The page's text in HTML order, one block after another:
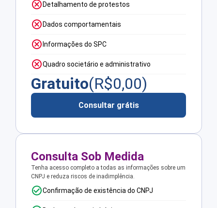
Detalhamento de protestos
Dados comportamentais
Informações do SPC
Quadro societário e administrativo
Gratuito(R$0,00)
Consultar grátis
Consulta Sob Medida
Tenha acesso completo a todas as informações sobre um
CNPJ e reduza riscos de inadimplência.
Confirmação de existência do CNPJ